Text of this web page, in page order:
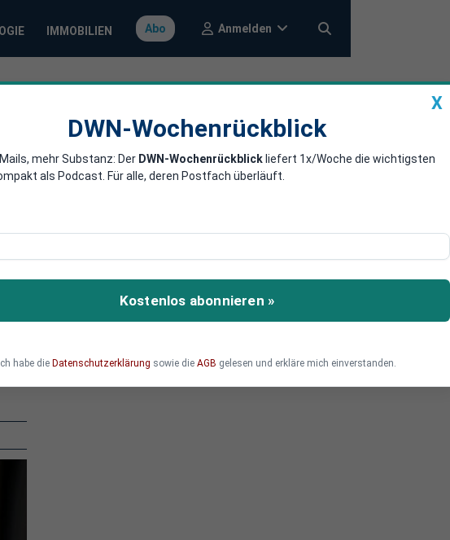
IMMOBILIEN Abo Anmelden
Habeck auf
Neben Mitarbeitern,
sowie Vizekanzler
in dem zweitgrößten Land der
X
DWN-Wochenrückblick
mehr Substanz: Der DWN-Wochenrückblick liefert 1x/Woche die wichtigsten
als Podcast. Für alle, deren Postfach überläuft.
Kostenlos abonnieren »
Ich habe die Datenschutzerklärung sowie die AGB gelesen und erkläre mich einverstanden.